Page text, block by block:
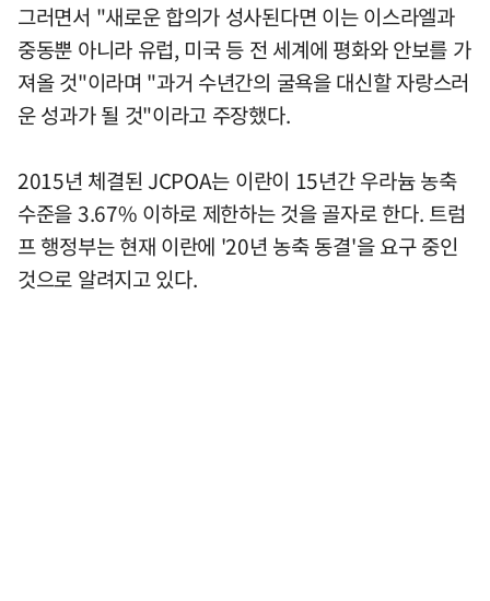
그러면서 "새로운 합의가 성사된다면 이는 이스라엘과
중동뿐 아니라 유럽, 미국 등 전 세계에 평화와 안보를 가
져올 것"이라며 "과거 수년간의 굴욕을 대신할 자랑스러
운 성과가 될 것"이라고 주장했다.
2015년 체결된 JCPOA는 이란이 15년간 우라늄 농축
수준을 3.67% 이하로 제한하는 것을 골자로 한다. 트럼
프 행정부는 현재 이란에 '20년 농축 동결'을 요구 중인
것으로 알려지고 있다.